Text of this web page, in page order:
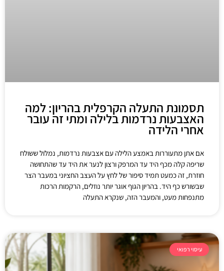
תסמונת התעלה הקרפלית בהריון: למה
האצבעות נרדמות בלילה ומתי זה עובר
אחרי הלידה
אם אתן מתעוררות באמצע הלילה עם אצבעות נרדמות, נמלול ששולח
שריפה קלה מכף היד עד המרפק ורצון לנער את היד עד שהתחושה
חוזרת, זה כמעט תמיד סיפור של לחץ על העצב החציוני במעבר הצר
שבשורש כף היד. בהריון הגוף אוגר יותר נוזלים, הרקמות הרכות
מתנפחות מעט, והמעבר הזה, שנקרא התעלה
עיסוי רפואי